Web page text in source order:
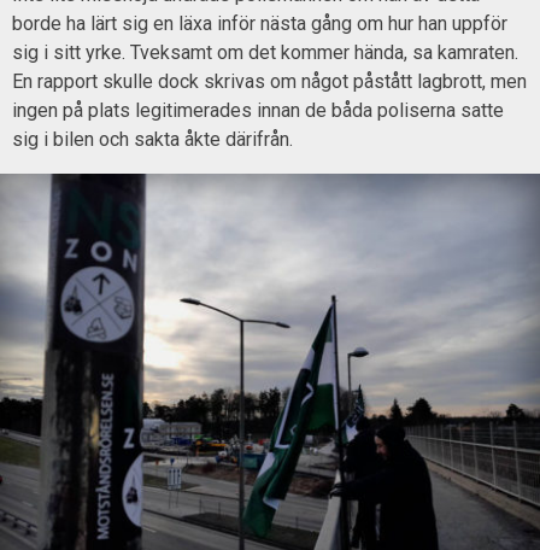
borde ha lärt sig en läxa inför nästa gång om hur han uppför
sig i sitt yrke. Tveksamt om det kommer hända, sa kamraten.
En rapport skulle dock skrivas om något påstått lagbrott, men
ingen på plats legitimerades innan de båda poliserna satte
sig i bilen och sakta åkte därifrån.